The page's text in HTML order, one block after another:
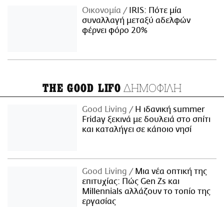
Οικονομία
IRIS: Πότε μία
συναλλαγή μεταξύ αδελφών
φέρνει φόρο 20%
THE GOOD LIFO ΔΗΜΟΦΙΛΗ
Good Living
Η ιδανική summer
Friday ξεκινά με δουλειά στο σπίτι
και καταλήγει σε κάποιο νησί
Good Living
Μια νέα οπτική της
επιτυχίας: Πώς Gen Zs και
Millennials αλλάζουν το τοπίο της
εργασίας